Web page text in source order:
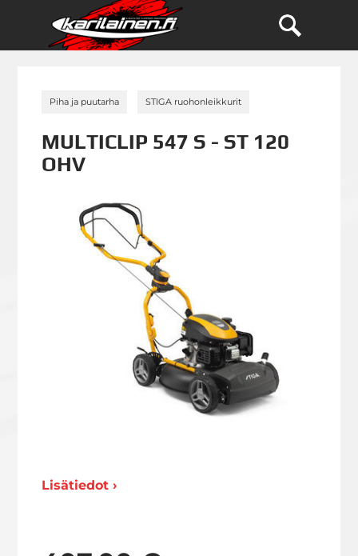
Piha ja puutarha STIGA ruohonleikkurit
MULTICLIP 547 S - ST 120
OHV
Lisätiedot ›